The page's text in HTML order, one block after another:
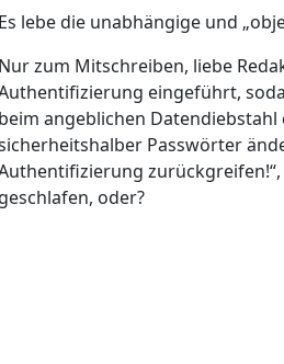
Es lebe die unabhängige und
Nur zum Mitschreiben, liebe
eingeführt,
beim angeblichen Datendiebstahl
Passwörter
geschlafen, oder?